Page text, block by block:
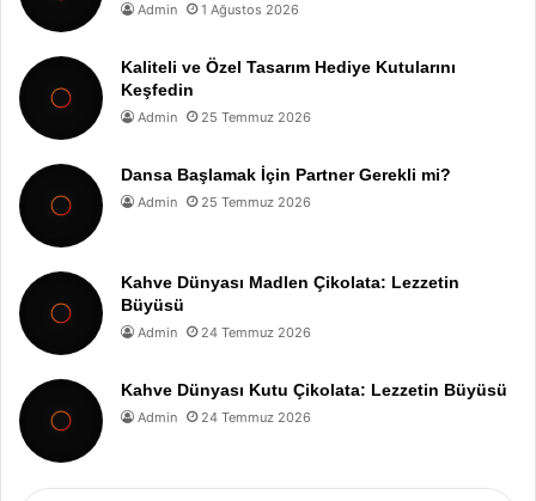
Admin 1 Ağustos 2026
Kaliteli ve Özel Tasarım Hediye Kutularını
Keşfedin
Admin 25 Temmuz 2026
Dansa Başlamak İçin Partner Gerekli mi?
Admin 25 Temmuz 2026
Kahve Dünyası Madlen Çikolata: Lezzetin
Büyüsü
Admin 24 Temmuz 2026
Kahve Dünyası Kutu Çikolata: Lezzetin Büyüsü
Admin 24 Temmuz 2026